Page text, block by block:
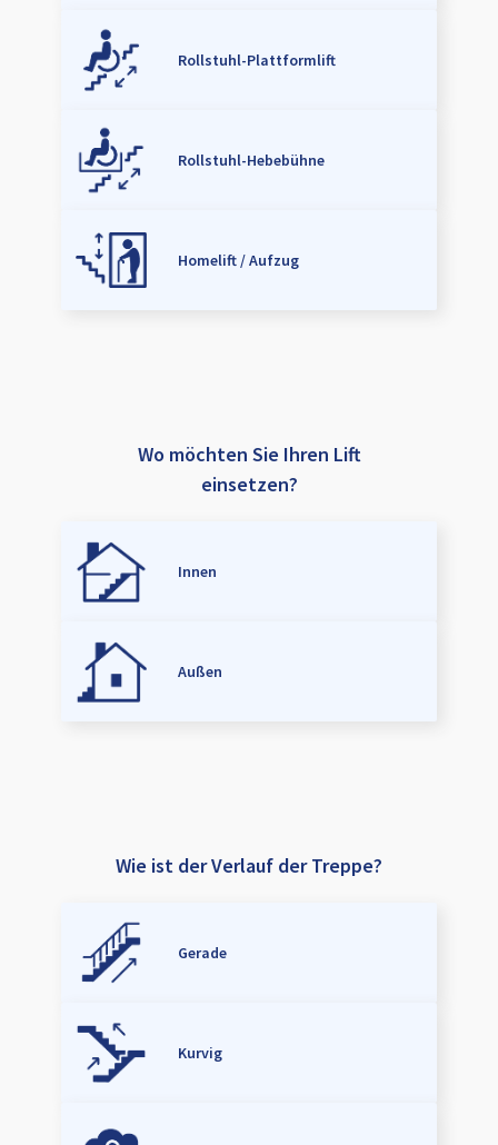
Rollstuhl-Plattformlift
Rollstuhl-Hebebühne
Homelift / Aufzug
Wo möchten Sie Ihren Lift
einsetzen?
Innen
Außen
Wie ist der Verlauf der Treppe?
Gerade
Kurvig